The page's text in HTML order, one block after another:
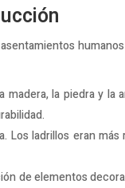
la piedra y la
Los ladrillos eran
de elementos